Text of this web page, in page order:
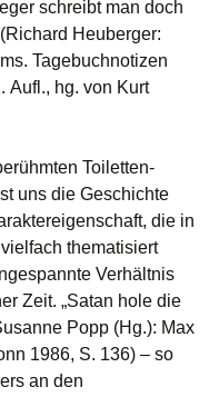
schreibt man doch
Heuberger:
Tagebuchnotizen
Aufl., hg. von Kurt
Toiletten-
uns die Geschichte
die in
thematisiert
Verhältnis
Zeit. „Satan hole die
Popp (Hg.): Max
1986, S. 136) – so
an den